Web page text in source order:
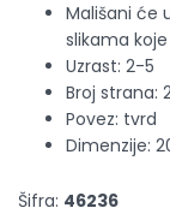
Mališani će
slikama
Uzrast: 2-5
Broj strana:
Povez: tvrd
Dimenzije:
Šifra: 46236